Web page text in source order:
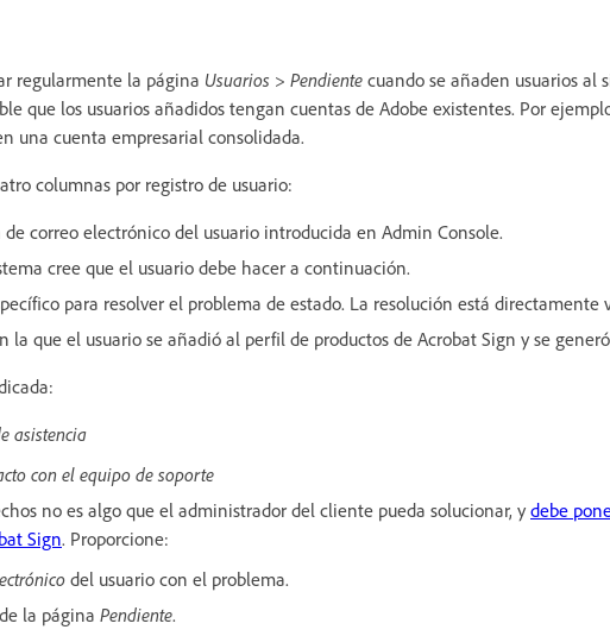
regularmente la página Usuarios > Pendiente cuando se añaden usuarios al
que los usuarios añadidos tengan cuentas de Adobe existentes. Por
una cuenta empresarial consolidada.
columnas por registro de usuario:
correo electrónico del usuario introducida en Admin Console.
cree que el usuario debe hacer a continuación.
para resolver el problema de estado. La resolución está directamente
la que el usuario se añadió al perfil de productos de Acrobat Sign y se
asistencia
con el equipo de soporte
no es algo que el administrador del cliente pueda solucionar, y debe
Sign. Proporcione:
del usuario con el problema.
de la página Pendiente.